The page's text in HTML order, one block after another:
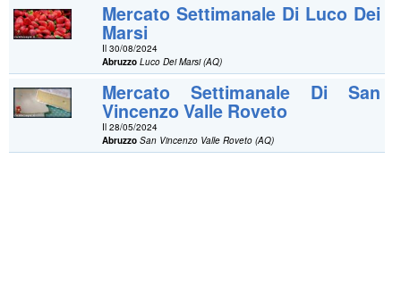
Mercato Settimanale Di Luco Dei
Marsi
Il 30/08/2024
Abruzzo Luco Dei Marsi (AQ)
Mercato Settimanale Di San
Vincenzo Valle Roveto
Il 28/05/2024
Abruzzo San Vincenzo Valle Roveto (AQ)